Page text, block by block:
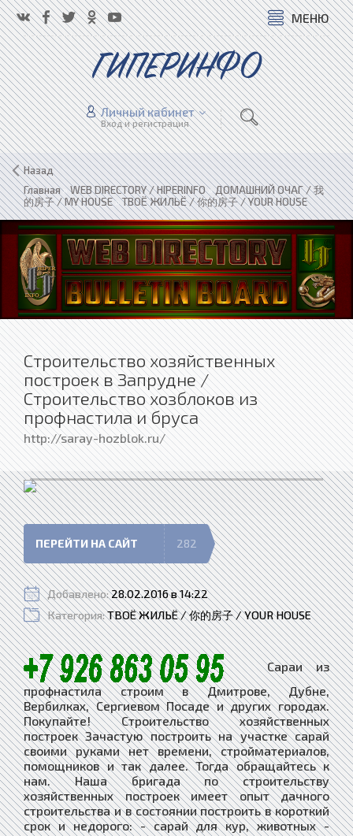
МЕНЮ
ГИПЕРИНФО
Личный кабинет
Вход и регистрация
Назад
Главная»WEB DIRECTORY / HIPERINFO»ДОМАШНИЙ ОЧАГ / 我
的房子 / MY HOUSE»ТВОЁ ЖИЛЬЁ / 你的房子 / YOUR HOUSE
Строительство хозяйственных
построек в Запрудне /
Строительство хозблоков из
профнастила и бруса
http://saray-hozblok.ru/
ПЕРЕЙТИ НА САЙТ 282
Добавлено:28.02.2016 в 14:22
Категория:ТВОЁ ЖИЛЬЁ / 你的房子 / YOUR HOUSE
Сараи из
профнастила строим в Дмитрове, Дубне,
Вербилках, Сергиевом Посаде и других городах.
Покупайте! Строительство хозяйственных
построек Зачастую построить на участке сарай
своими руками нет времени, стройматериалов,
помощников и так далее. Тогда обращайтесь к
нам. Наша бригада по строительству
хозяйственных построек имеет опыт дачного
строительства и в состоянии построить в короткий
срок и недорого: - сарай для кур, животных -